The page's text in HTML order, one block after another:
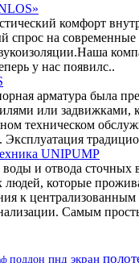
комфорт
спрос на современные
у нас появилс..
арматура была
или задвижками,
техническом
Эксплуатация
UNIPUMP
и отвода сточных
людей, которые
к централизованным
Самым
поддон пнд экран